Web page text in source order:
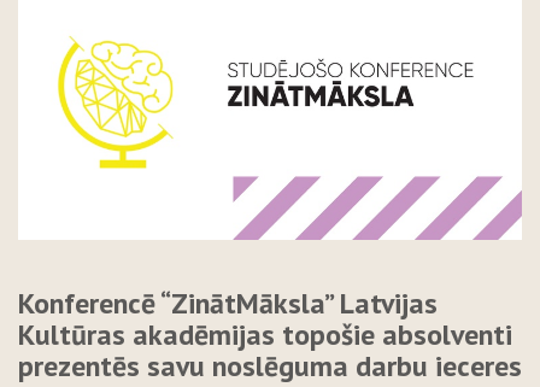
Konferencē “ZinātMāksla” Latvijas
Kultūras akadēmijas topošie absolventi
prezentēs savu noslēguma darbu ieceres